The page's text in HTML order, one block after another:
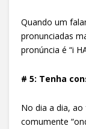
Quando um
pronunciadas
pronúncia é “i
# 5: Tenha
No dia a dia, ao
comumente